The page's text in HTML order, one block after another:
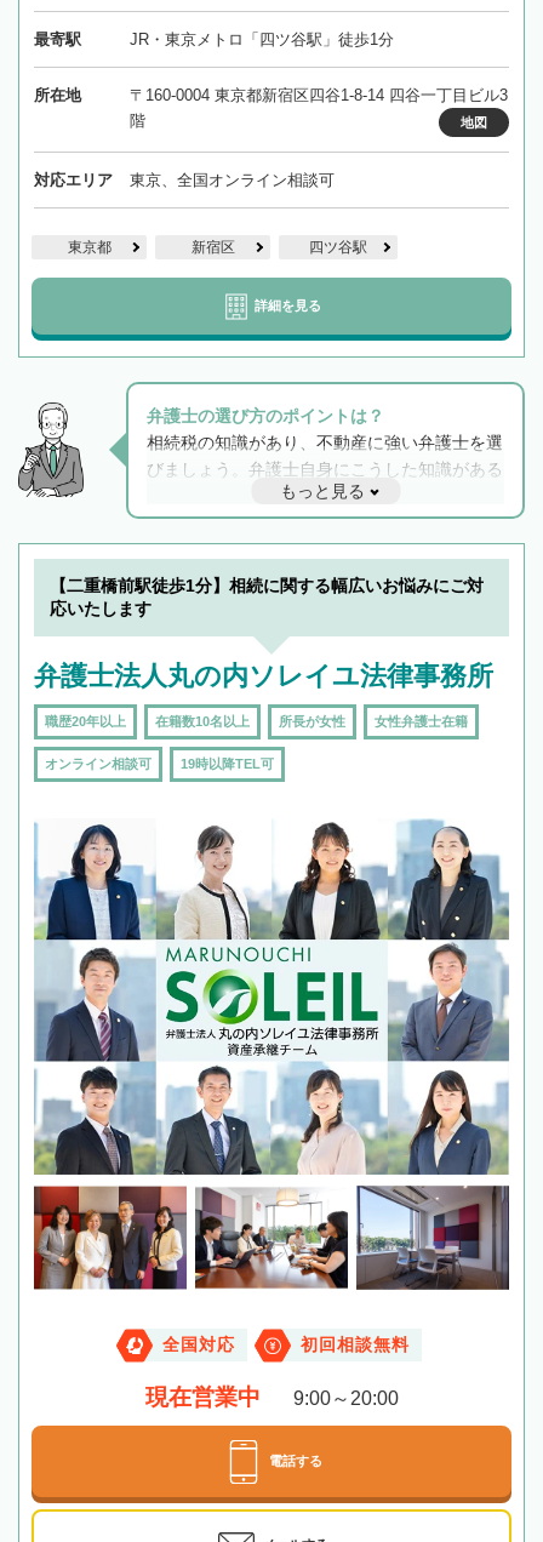
最寄駅 JR・東京メトロ「四ツ谷駅」徒歩1分
所在地
〒160-0004 東京都新宿区四谷1-8-14 四谷一丁目ビル3
階
地図
対応エリア 東京、全国オンライン相談可
東京都 新宿区 四ツ谷駅
詳細を見る
弁護士の選び方のポイントは？
相続税の知識があり、不動産に強い弁護士を選
びましょう。弁護士自身にこうした知識がある
と他士業との連携もスムーズに進み、トラブル
解決のみならず相続をトータルで任せることが
できます。また、相続は感情がからむ分野なの
でフィーリングも重要です。実際に電話や面談
で複数の弁護士と会話をしてウマが合う方に依
もっと見る
【二重橋前駅徒歩1分】相続に関する幅広いお悩みにご対
応いたします
弁護士法人丸の内ソレイユ法律事務所
職歴20年以上 在籍数10名以上 所長が女性 女性弁護士在籍
オンライン相談可 19時以降TEL可
全国対応 初回相談無料
現在営業中 9:00～20:00
電話する